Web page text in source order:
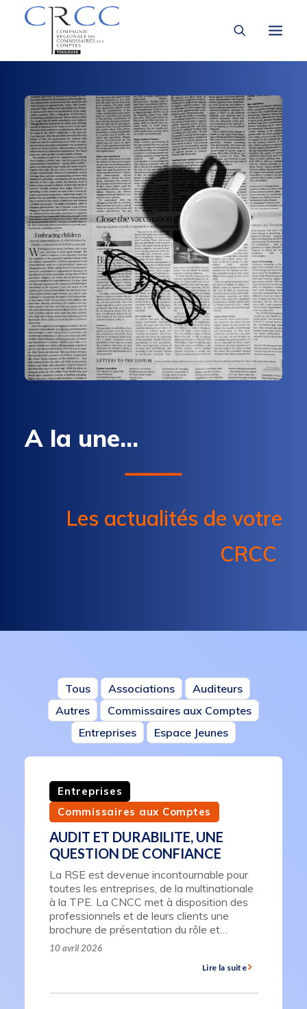
LA CRCC
LA PROFESSION
À LA UNE
VOUS ÊTES
A la une...
Les actualités de votre
CRCC
Tous Associations
Auditeurs
Autres
Commissaires aux Comptes
Entreprises
Espace Jeunes
Entreprises
Commissaires aux Comptes
AUDIT ET DURABILITE, UNE
QUESTION DE CONFIANCE
La RSE est devenue incontournable pour
toutes les entreprises, de la multinationale
à la TPE. La CNCC met à disposition des
professionnels et de leurs clients une
brochure de présentation du rôle et…
10 avril 2026
Lire la suite